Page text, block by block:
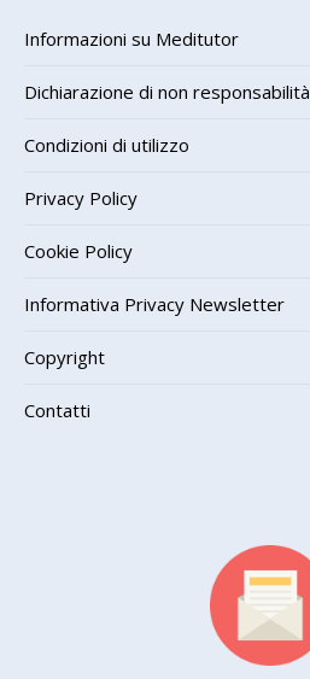
Informazioni su Meditutor
Dichiarazione di non responsabilità
Condizioni di utilizzo
Privacy Policy
Cookie Policy
Informativa Privacy Newsletter
Copyright
Contatti